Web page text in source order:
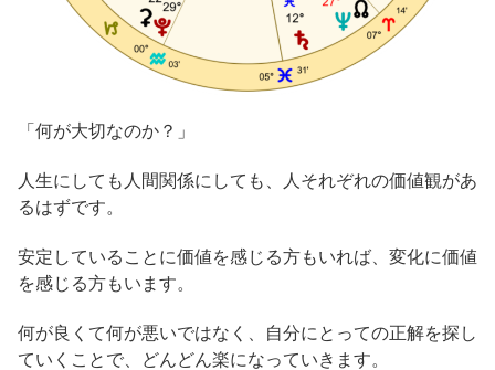
「何が大切なのか？」
人生にしても人間関係にしても、人それぞれの価値観があ
るはずです。
安定していることに価値を感じる方もいれば、変化に価値
を感じる方もいます。
何が良くて何が悪いではなく、自分にとっての正解を探し
ていくことで、どんどん楽になっていきます。